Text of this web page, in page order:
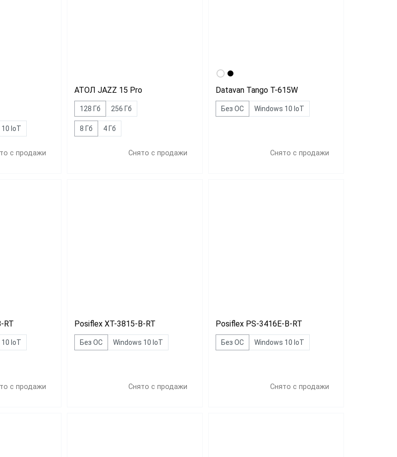
IoT
с продажи
АТОЛ JAZZ 15 Pro
128 Гб 256 Гб
8 Гб 4 Гб
Снято с продажи
Datavan Tango T-615W
Без ОС Windows 10 IoT
Снято с продажи
RT
IoT
с продажи
Posiflex XT-3815-B-RT
Без ОС Windows 10 IoT
Снято с продажи
Posiflex PS-3416E-B-RT
Без ОС Windows 10 IoT
Снято с продажи